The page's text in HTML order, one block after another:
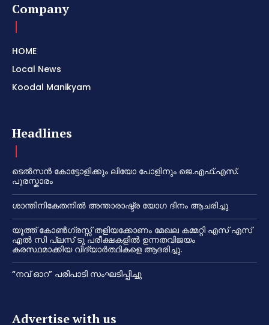
Company
HOME
Local News
Koodal Manikyam
Headlines
ടെൽസൻ കോട്ടോളിക്കും ലിയോ പോളിനും ജെ.എഫ്.എസ്.
പുരസ്കാരം
ശാന്തിനികേതനിൽ അന്താരാഷ്ട്ര യോഗ ദിനം ആചരിച്ചു
യൂത്ത് കോൺഗ്രസ്സ് തളിയക്കോണം മേഖല കമ്മറ്റി എസ് എസ്
എൽ സി പ്ലസ് ടു പരീക്ഷകളിൽ ഉന്നതവിജയം
കരസ്ഥമാക്കിയ വിദ്യാർത്ഥികളെ ആദരിച്ചു.
“നവ് ഓറ” പരിപാടി സംഘടിപ്പിച്ചു
Advertise with us